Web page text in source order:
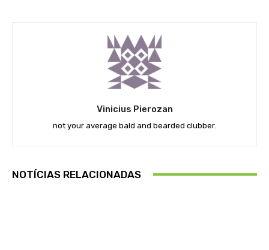
Vinicius Pierozan
not your average bald and bearded clubber.
NOTÍCIAS RELACIONADAS